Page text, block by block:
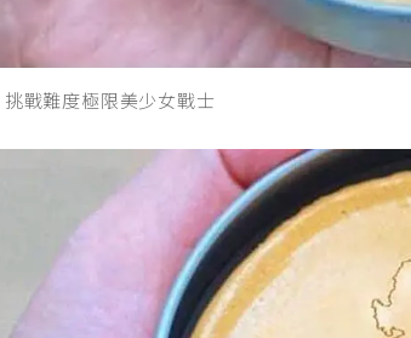
挑戰難度極限美少女戰士